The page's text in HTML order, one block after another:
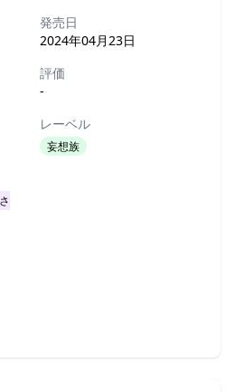
発売日
2024年04月23日
評価
-
レーベル
妄想族